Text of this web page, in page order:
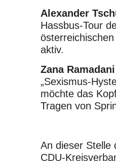
Alexander
Hassbus-Tour
aktiv.
Zana Ramadani
„Sexismus-
möchte das
Tragen von
An dieser Stelle
CDU-